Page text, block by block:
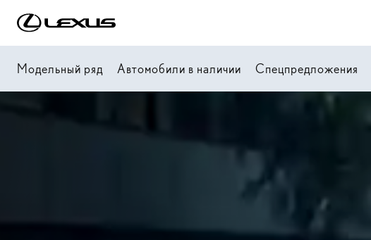
Модельный ряд Автомобили в наличии Спецпредложения